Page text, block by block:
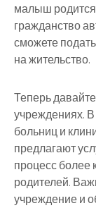
малыш
гражданство
сможете
на жительство.
Теперь
учреждениях.
больниц и
предлагают
процесс
родителей.
учреждение и